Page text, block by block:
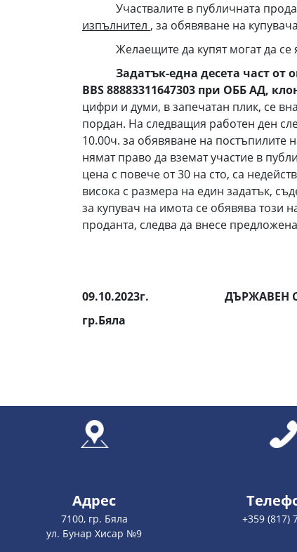
Участвалите в публичната
изпълнител , за обявяване на
Желаещите да купят могат да се
Задатък-една десета част от
BBS88883311647303 при ОББ АД,
цифри и думи, в запечатан плик, се
пордан. На следващия работен ден
10.00ч. за обявяване на постъпилите
нямат право да вземат участие в
цена с повече от 30 на сто, са
висока с размера на един задатък,
за купувач на имота се обявява този
проданта, следва да внесе
09.10.2023г.
ДЪРЖАВЕН
гр.Бяла
Адрес
7100, гр. Бяла
ул. Бунар Хисар №9
+359 (817)